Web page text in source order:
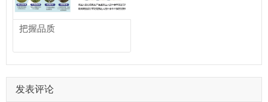
把握品质
发表评论